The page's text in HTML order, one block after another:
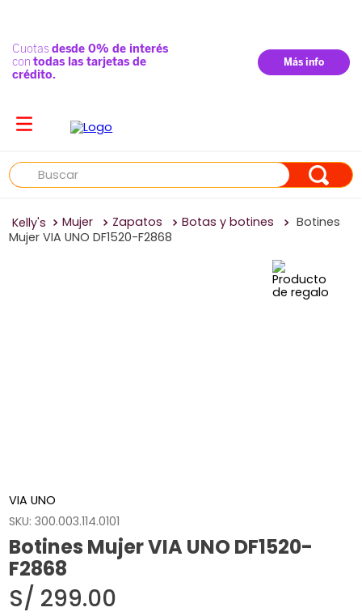
Buscar
Mujer Zapatos Botas y botines
Botines
Mujer VIA UNO DF1520-F2868
VIA UNO
SKU:300.003.114.0101
Botines Mujer VIA UNO DF1520-
F2868
S/ 299.00